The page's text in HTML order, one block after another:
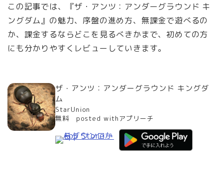
この記事では、『ザ・アンツ：アンダーグラウンド キ
ングダム』の魅力、序盤の進め方、無課金で遊べるの
か、課金するならどこを見るべきかまで、初めての方
にも分かりやすくレビューしていきます。
ザ・アンツ：アンダーグラウンド キングダ
ム
StarUnion
無料 posted withアプリーチ